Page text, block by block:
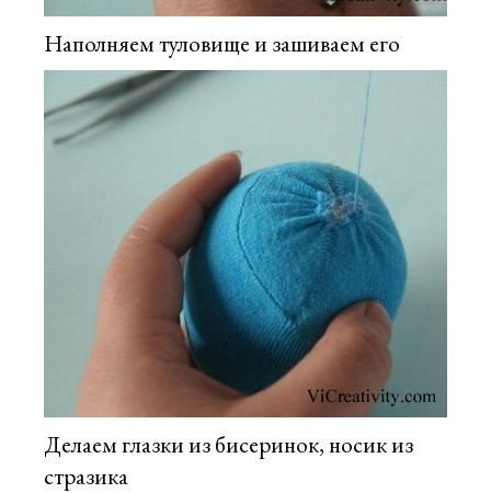
Наполняем туловище и зашиваем его
Делаем глазки из бисеринок, носик из
стразика